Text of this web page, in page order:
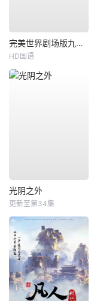
完美世界剧场版九劫焚天
HD国语
光阴之外
更新至第34集